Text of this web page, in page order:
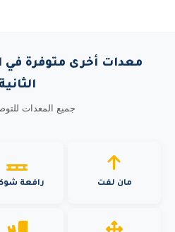
معدات أخرى متوفرة في
الثانية
جميع المعدات
مان لفت رافعة